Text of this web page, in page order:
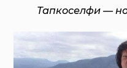
Тапкоселфи —